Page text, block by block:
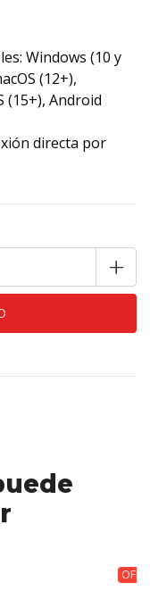
Windows (10 y
(12+),
(15+), Android
directa por
+